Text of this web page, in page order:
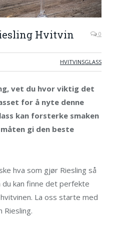
Hvitvin 0
HVITVINSGLASS
vet du hvor viktig det
for å nyte denne
kan forsterke smaken
gi den beste
hva som gjør Riesling så
kan finne det perfekte
La oss starte med
Riesling.